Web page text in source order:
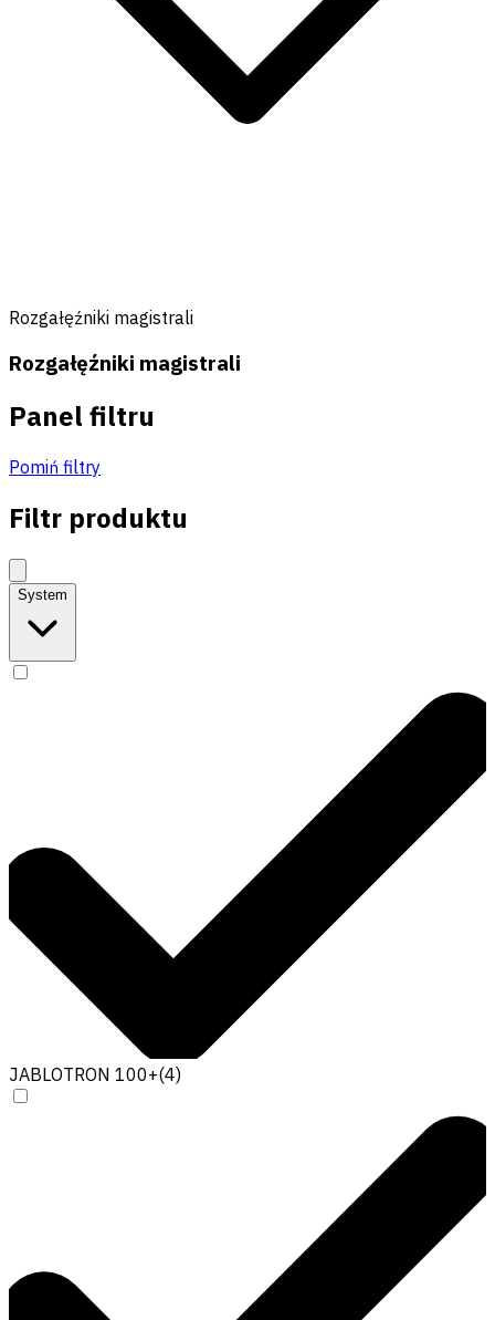
Rozgałęźniki magistrali
Rozgałęźniki magistrali
Panel filtru
Pomiń filtry
Filtr produktu
System
JABLOTRON 100+(4)